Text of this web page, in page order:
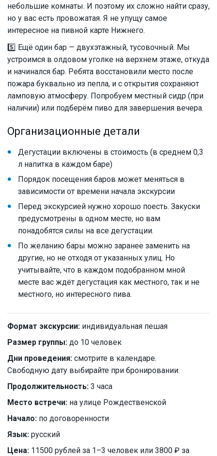
небольшие комнаты. И поэтому их сложно найти сразу,
но у вас есть провожатая. Я не упущу самое
интересное на пивной карте Нижнего.
5️⃣ Ещё один бар — двухэтажный, тусовочный. Мы
устроимся в олдовом уголке на верхнем этаже, откуда
и начинался бар. Ребята восстановили место после
пожара буквально из пепла, и с открытия сохраняют
ламповую атмосферу. Попробуем местный сидр (при
наличии) или подберём пиво для завершения вечера.
Организационные детали
Дегустации включены в стоимость (в среднем 0,3
л напитка в каждом баре)
Порядок посещения баров может меняться в
зависимости от времени начала экскурсии
Перед экскурсией нужно хорошо поесть. Закуски
предусмотрены в одном месте, но вам
понадобятся силы на все дегустации.
По желанию бары можно заранее заменить на
другие, но не отходя от указанных улиц. Но
учитывайте, что в каждом подобранном мной
месте вас ждёт дегустация как местного, так и не
местного, но интересного пива.
Формат экскурсии: индивидуальная пешая
Размер группы: до 10 человек
Дни проведения: смотрите в календаре.
Свободную дату выбирайте при бронировании.
Продолжительность: 3 часа
Место встречи: на улице Рождественской
Начало: по договоренности
Язык: русский
Цена: 11500 рублей за 1–3 человек или 3800 ₽ за